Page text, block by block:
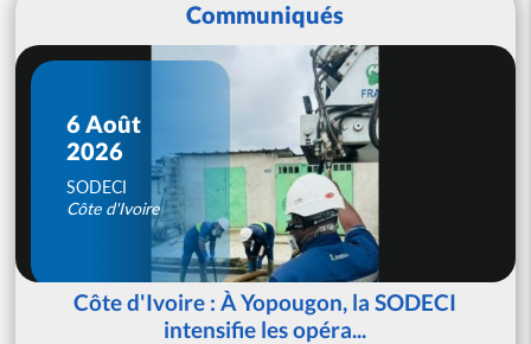
Communiqués
6 Août
2026
SODECI
Côte d'Ivoire
Côte d'Ivoire : À Yopougon, la SODECI
intensifie les opéra...